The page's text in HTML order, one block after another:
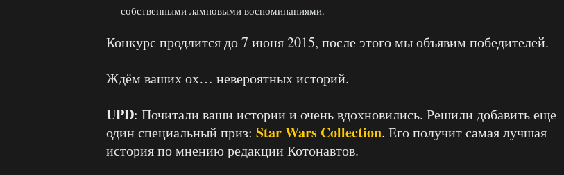
собственными ламповыми воспоминаниями.
Конкурс продлится до 7 июня 2015, после этого мы объявим победителей.
Ждём ваших ох… невероятных историй.
UPD: Почитали ваши истории и очень вдохновились. Решили добавить еще
один специальный приз: Star Wars Collection. Его получит самая лучшая
история по мнению редакции Котонавтов.